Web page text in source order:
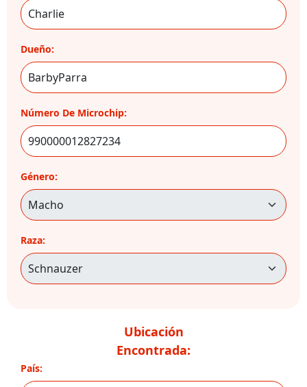
Dueño:
Número De Microchip:
Género:
Raza:
Ubicación
Encontrada:
País: